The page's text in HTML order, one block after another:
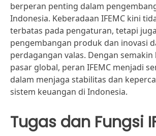
berperan penting dalam
Indonesia. Keberadaan IFEMC kini
terbatas pada pengaturan, tetapi
pengembangan produk dan inovasi
perdagangan valas. Dengan
pasar global, peran IFEMC menjadi
dalam menjaga stabilitas dan
sistem keuangan di Indonesia.
Tugas dan Fungsi